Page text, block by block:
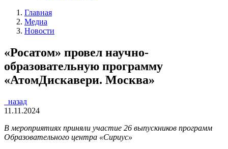
Главная
Медиа
Новости
«Росатом» провел научно-
образовательную программу
«АтомДискавери. Москва»
назад
11.11.2024
В мероприятиях приняли участие 26 выпускников программ
Образовательного центра «Сириус»